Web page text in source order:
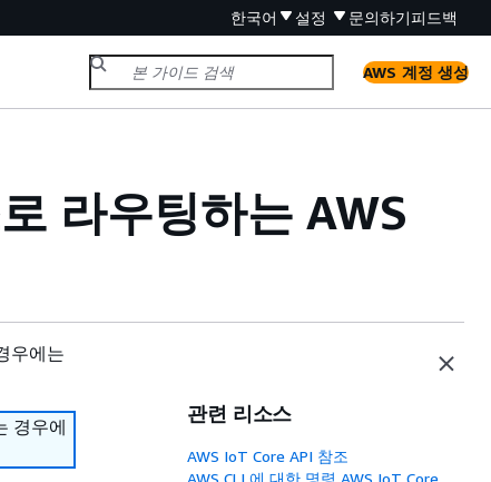
한국어 설정 문의하기피드백
AWS 계정 생성
라우팅하는 AWS
우에는
경우에
관련 리소스
AWS IoT Core API 참조
AWS CLI 에 대한 명령 AWS IoT Core